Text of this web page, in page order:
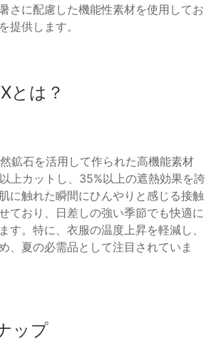
さに配慮した機能性素材を使用してお
提供します。
とは？
鉱石を活用して作られた高機能素材
上カットし、35%以上の遮熱効果を誇
に触れた瞬間にひんやりと感じる接触
ており、日差しの強い季節でも快適に
す。特に、衣服の温度上昇を軽減し、
、夏の必需品として注目されていま
ップ